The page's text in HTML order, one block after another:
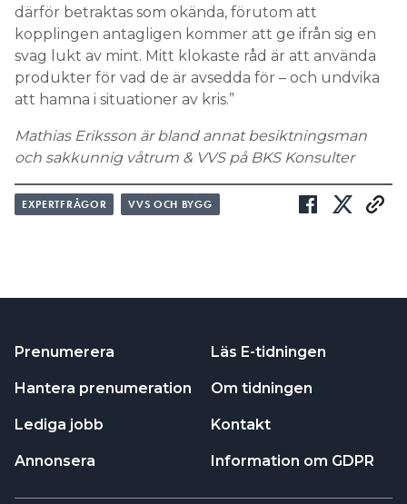
därför betraktas som okända, förutom att
kopplingen antagligen kommer att ge ifrån sig en
svag lukt av mint. Mitt klokaste råd är att använda
produkter för vad de är avsedda för – och undvika
att hamna i situationer av kris.”
Mathias Eriksson är bland annat besiktningsman
och sakkunnig våtrum & VVS på BKS Konsulter
EXPERTFRÅGOR VVS OCH BYGG
Prenumerera
Hantera prenumeration
Lediga jobb
Annonsera
Läs E-tidningen
Om tidningen
Kontakt
Information om GDPR